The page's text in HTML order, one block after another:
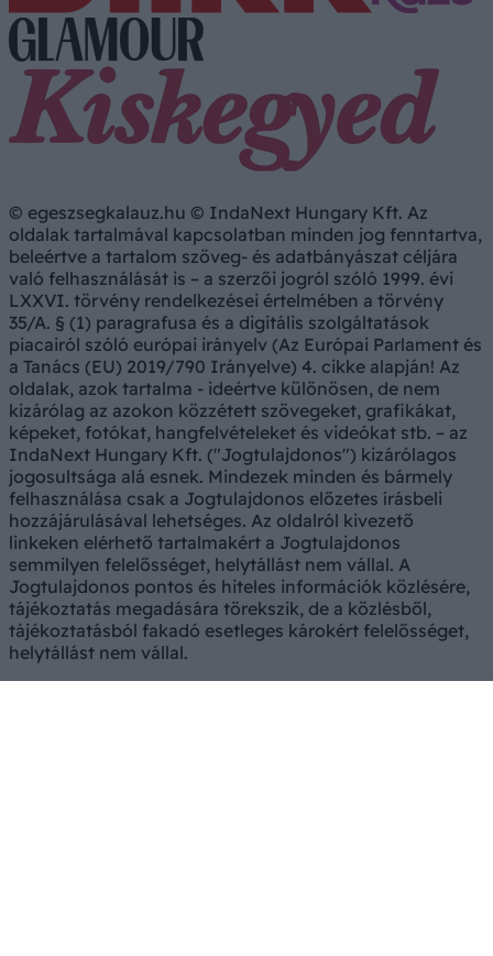
© egeszsegkalauz.hu © IndaNext Hungary Kft. Az
oldalak tartalmával kapcsolatban minden jog fenntartva,
beleértve a tartalom szöveg- és adatbányászat céljára
való felhasználását is – a szerzői jogról szóló 1999. évi
LXXVI. törvény rendelkezései értelmében a törvény
35/A. § (1) paragrafusa és a digitális szolgáltatások
piacairól szóló európai irányelv (Az Európai Parlament és
a Tanács (EU) 2019/790 Irányelve) 4. cikke alapján! Az
oldalak, azok tartalma - ideértve különösen, de nem
kizárólag az azokon közzétett szövegeket, grafikákat,
képeket, fotókat, hangfelvételeket és videókat stb. – az
IndaNext Hungary Kft. ("Jogtulajdonos") kizárólagos
jogosultsága alá esnek. Mindezek minden és bármely
felhasználása csak a Jogtulajdonos előzetes írásbeli
hozzájárulásával lehetséges. Az oldalról kivezető
linkeken elérhető tartalmakért a Jogtulajdonos
semmilyen felelősséget, helytállást nem vállal. A
Jogtulajdonos pontos és hiteles információk közlésére,
tájékoztatás megadására törekszik, de a közlésből,
tájékoztatásból fakadó esetleges károkért felelősséget,
helytállást nem vállal.